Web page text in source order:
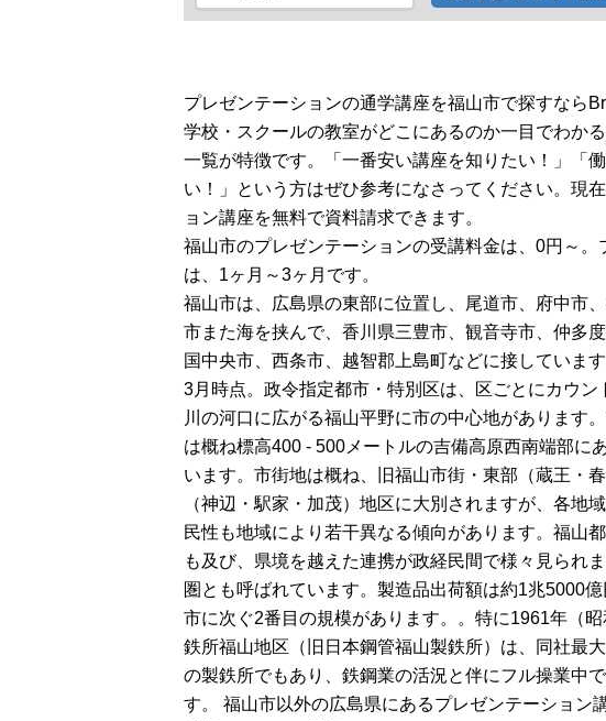
プレゼンテーションの通学講座を福山市で探すなら
学校・スクールの教室がどこにあるのか一目でわか
一覧が特徴です。「一番安い講座を知りたい！」「
い！」という方はぜひ参考になさってください。現
ョン講座を無料で資料請求できます。
福山市のプレゼンテーションの受講料金は、0円～
は、1ヶ月～3ヶ月です。
福山市は、広島県の東部に位置し、尾道市、府中市
市また海を挟んで、香川県三豊市、観音寺市、仲多
国中央市、西条市、越智郡上島町などに接していま
3月時点。政令指定都市・特別区は、区ごとにカウ
川の河口に広がる福山平野に市の中心地があります
は概ね標高400 - 500メートルの吉備高原西南端部に
います。市街地は概ね、旧福山市街・東部（蔵王・
（神辺・駅家・加茂）地区に大別されますが、各地
民性も地域により若干異なる傾向があります。福山
も及び、県境を越えた連携が政経民間で様々見られ
圏とも呼ばれています。製造品出荷額は約1兆5000
市に次ぐ2番目の規模があります。。特に1961年（
鉄所福山地区（旧日本鋼管福山製鉄所）は、同社最
の製鉄所でもあり、鉄鋼業の活況と伴にフル操業中
す。 福山市以外の広島県にあるプレゼンテーション